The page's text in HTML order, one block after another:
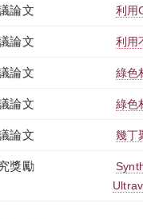
論文 利用
論文 利用
論文 綠色
論文 綠色
論文 幾丁
獎勵